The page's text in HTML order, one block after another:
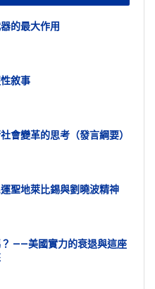
的最大作用
敘事
會變革的思考（發言綱要）
運聖地萊比錫與劉曉波精神
——美國實力的衰退與這座